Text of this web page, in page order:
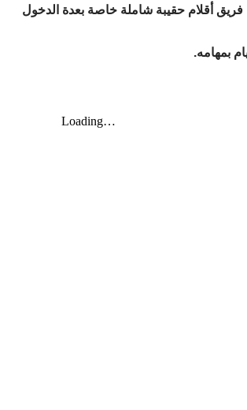
فريق أقلام حقيبة شاملة خاصة بعدة الدخول
بمهامه.